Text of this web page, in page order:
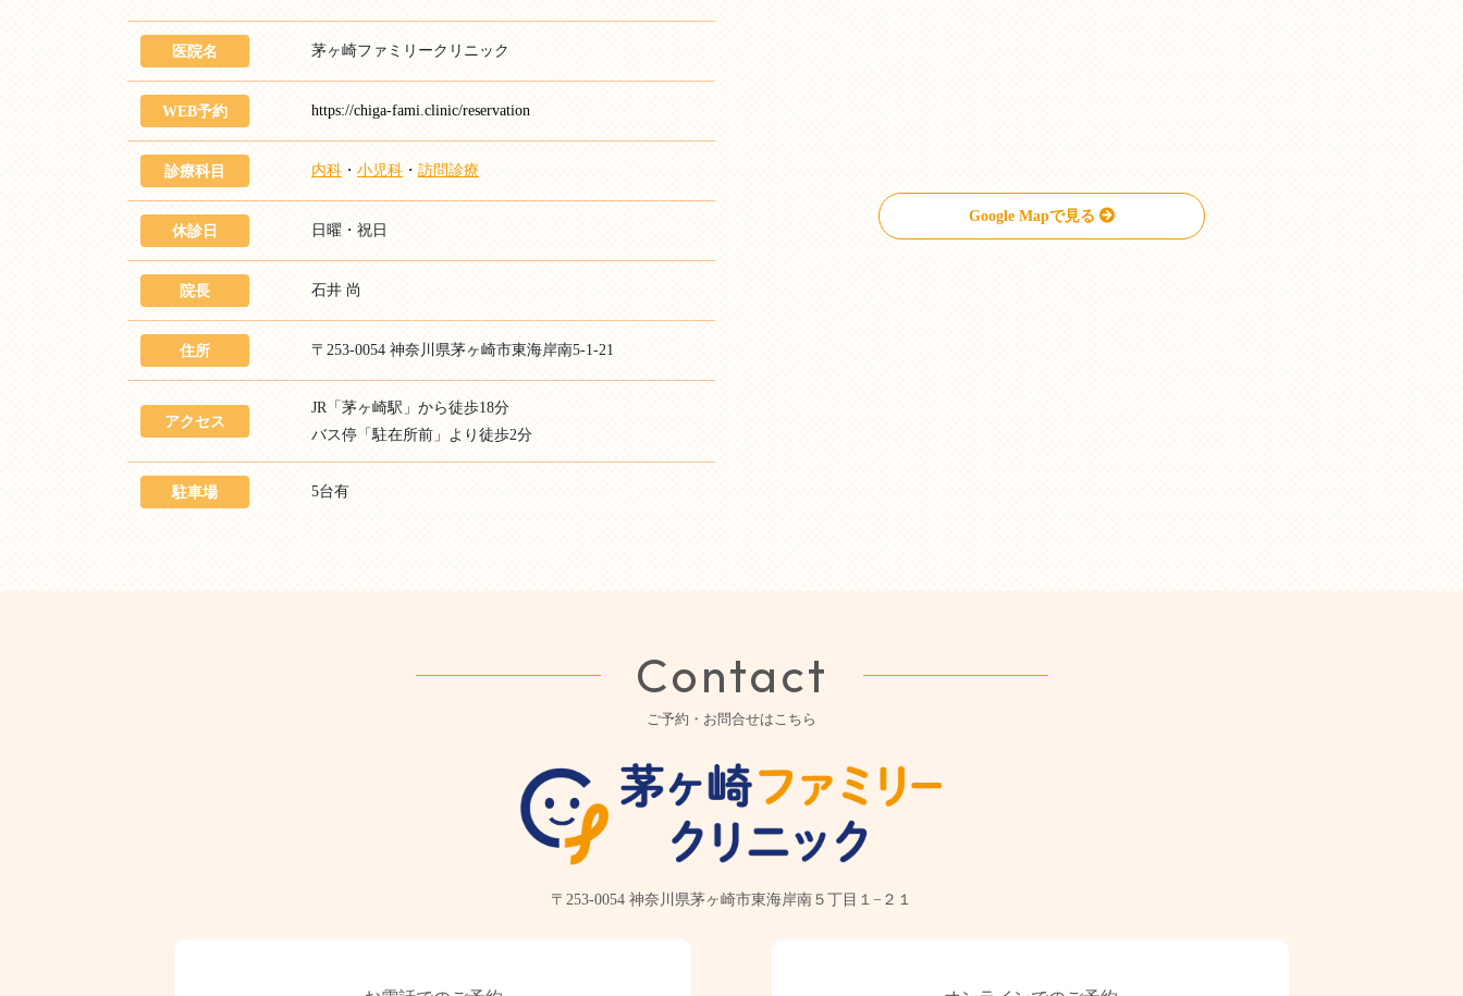
医院名 茅ヶ崎ファミリークリニック
WEB予約 https://chiga-fami.clinic/reservation
診療科目 内科 ・ 小児科 ・ 訪問診療
休診日 日曜・祝日
院長 石井 尚
住所 〒253-0054 神奈川県茅ヶ崎市東海岸南5-1-21
アクセス
JR「茅ヶ崎駅」から徒歩18分
バス停「駐在所前」より徒歩2分
駐車場 5台有
Google Mapで見る
Contact
ご予約・お問合せはこちら
〒253-0054 神奈川県茅ヶ崎市東海岸南５丁目１−２１